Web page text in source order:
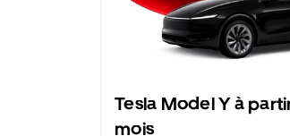
Tesla Model Y à
mois